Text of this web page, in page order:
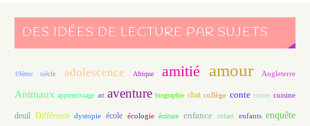
DES IDÉES DE LECTURE PAR SUJETS
19ème siècle adolescence Afrique amitié amour Angleterre
Animaux apprentissage art aventure biographie chat collège conte contes cuisine
deuil Différence dystopie école écologie écriture enfance enfant enfants enquête